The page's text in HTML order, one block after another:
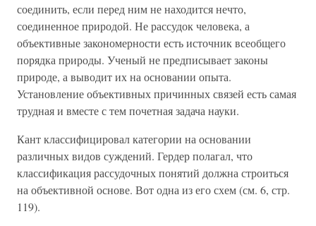
соединить, если перед ним не находится нечто,
соединенное природой. Не рассудок человека, а
объективные закономерности есть источник всеобщего
порядка природы. Ученый не предписывает законы
природе, а выводит их на основании опыта.
Установление объективных причинных связей есть самая
трудная и вместе с тем почетная задача науки.
Кант классифицировал категории на основании
различных видов суждений. Гердер полагал, что
классификация рассудочных понятий должна строиться
на объективной основе. Вот одна из его схем (см. 6, стр.
119).